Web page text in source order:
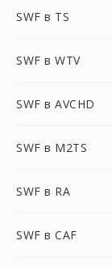
SWF в TS
SWF в WTV
SWF в AVCHD
SWF в M2TS
SWF в RA
SWF в CAF